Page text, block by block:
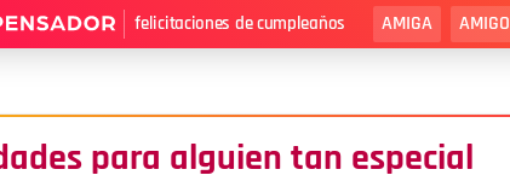
felicitaciones de cumpleaños AMIGA AMIGO
para alguien tan especial